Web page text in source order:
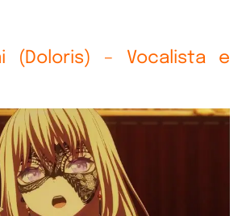
(Doloris) – Vocalista e